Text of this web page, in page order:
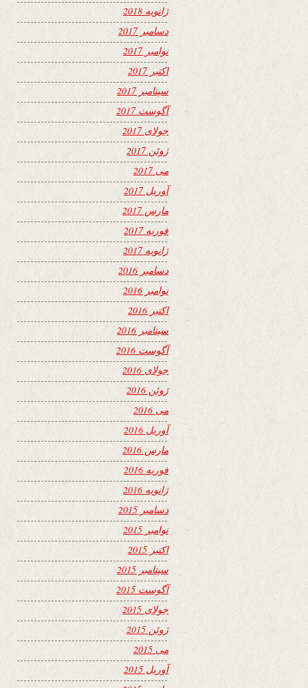
ژانویه 2018
دسامبر 2017
نوامبر 2017
اکتبر 2017
سپتامبر 2017
آگوست 2017
جولای 2017
ژوئن 2017
می 2017
آوریل 2017
مارس 2017
فوریه 2017
ژانویه 2017
دسامبر 2016
نوامبر 2016
اکتبر 2016
سپتامبر 2016
آگوست 2016
جولای 2016
ژوئن 2016
می 2016
آوریل 2016
مارس 2016
فوریه 2016
ژانویه 2016
دسامبر 2015
نوامبر 2015
اکتبر 2015
سپتامبر 2015
آگوست 2015
جولای 2015
ژوئن 2015
می 2015
آوریل 2015